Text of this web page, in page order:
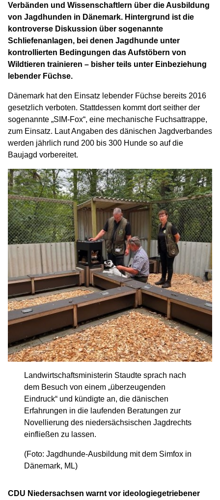
Verbänden und Wissenschaftlern über die Ausbildung
von Jagdhunden in Dänemark. Hintergrund ist die
kontroverse Diskussion über sogenannte
Schliefenanlagen, bei denen Jagdhunde unter
kontrollierten Bedingungen das Aufstöbern von
Wildtieren trainieren – bisher teils unter Einbeziehung
lebender Füchse.
Dänemark hat den Einsatz lebender Füchse bereits 2016
gesetzlich verboten. Stattdessen kommt dort seither der
sogenannte „SIM-Fox“, eine mechanische Fuchsattrappe,
zum Einsatz. Laut Angaben des dänischen Jagdverbandes
werden jährlich rund 200 bis 300 Hunde so auf die
Baujagd vorbereitet.
Landwirtschaftsministerin Staudte sprach nach
dem Besuch von einem „überzeugenden
Eindruck“ und kündigte an, die dänischen
Erfahrungen in die laufenden Beratungen zur
Novellierung des niedersächsischen Jagdrechts
einfließen zu lassen.
(Foto: Jagdhunde-Ausbildung mit dem Simfox in
Dänemark, ML)
CDU Niedersachsen warnt vor ideologiegetriebener